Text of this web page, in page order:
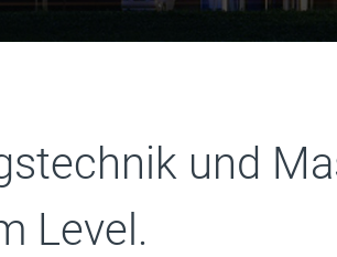
und
Level.